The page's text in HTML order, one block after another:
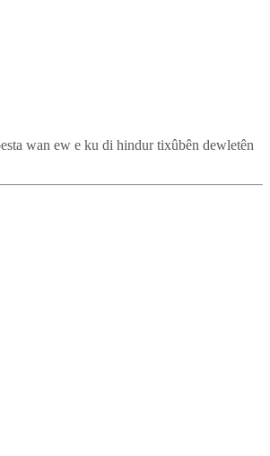
wan ew e ku di hindur tixûbên dewletên